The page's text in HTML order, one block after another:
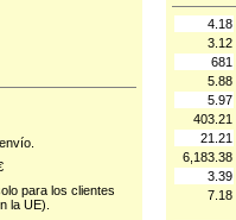
para los clientes
la UE).
4.18
3.12
681
5.88
5.97
403.21
21.21
6,183.38
3.39
7.18